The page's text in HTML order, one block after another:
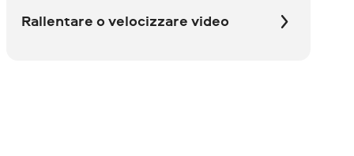
Rallentare o velocizzare video